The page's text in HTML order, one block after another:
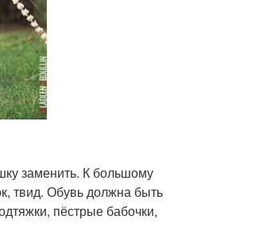
заменить. К большому
твид. Обувь должна быть
пёстрые бабочки,